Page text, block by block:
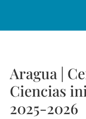
Aragua |
Ciencias
2025-2026